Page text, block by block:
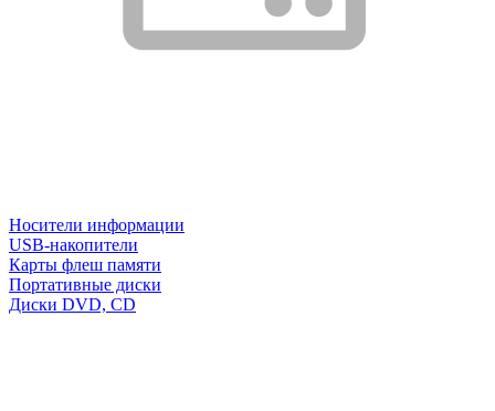
Носители информации
USB-накопители
Карты флеш памяти
Портативные диски
Диски DVD, CD